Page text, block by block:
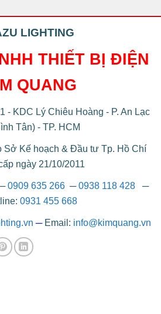
LIGHTING
THIẾT BỊ ĐIỆN
QUANG
- KDC Lý Chiêu Hoàng - P. An Lạc
Tân) - TP. HCM
Sở Kế hoạch & Đầu tư Tp. Hồ Chí
ngày 21/10/2011
0909 635 266─0938 118 428─
0931 455 668
─ Email: info@kimquang.vn